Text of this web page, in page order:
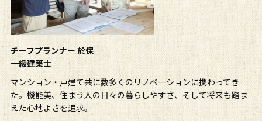
チーフプランナー 於保
一級建築士
マンション・戸建て共に数多くのリノベーションに携わってき
た。機能美、住まう人の日々の暮らしやすさ、そして将来も踏ま
えた心地よさを追求。